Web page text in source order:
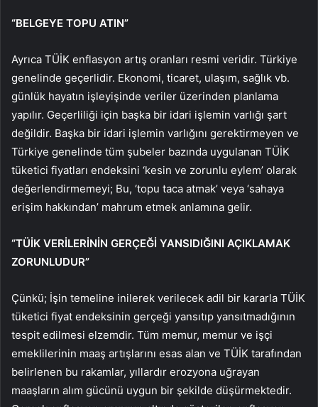
“BELGEYE TOPU ATIN”
Ayrıca TÜİK enflasyon artış oranları resmi veridir. Türkiye
genelinde geçerlidir. Ekonomi, ticaret, ulaşım, sağlık vb.
günlük hayatın işleyişinde veriler üzerinden planlama
yapılır. Geçerliliği için başka bir idari işlemin varlığı şart
değildir. Başka bir idari işlemin varlığını gerektirmeyen ve
Türkiye genelinde tüm şubeler bazında uygulanan TÜİK
tüketici fiyatları endeksini ‘kesin ve zorunlu eylem’ olarak
değerlendirmemeyi; Bu, ‘topu taca atmak’ veya ‘sahaya
erişim hakkından’ mahrum etmek anlamına gelir.
“TÜİK VERİLERİNİN GERÇEĞİ YANSIDIĞINI AÇIKLAMAK
ZORUNLUDUR”
Çünkü; İşin temeline inilerek verilecek adil bir kararla TÜİK
tüketici fiyat endeksinin gerçeği yansıtıp yansıtmadığının
tespit edilmesi elzemdir. Tüm memur, memur ve işçi
emeklilerinin maaş artışlarını esas alan ve TÜİK tarafından
belirlenen bu rakamlar, yıllardır erozyona uğrayan
maaşların alım gücünü uygun bir şekilde düşürmektedir.